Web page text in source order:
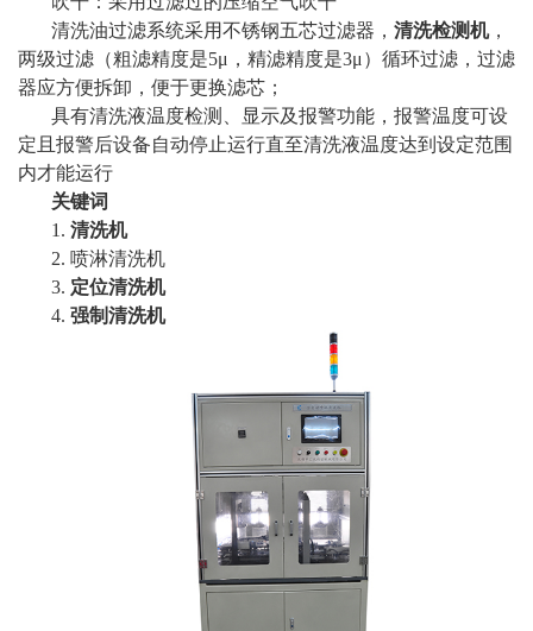
清洗油过滤系统采用不锈钢五芯过滤器， 清洗检测机，
两级过滤（粗滤精度是5μ，精滤精度是3μ）循环过滤，过滤
器应方便拆卸，便于更换滤芯；
具有清洗液温度检测、显示及报警功能，报警温度可设
定且报警后设备自动停止运行直至清洗液温度达到设定范围
内才能运行
关键词
1. 清洗机
2. 喷淋清洗机
3. 定位清洗机
4. 强制清洗机